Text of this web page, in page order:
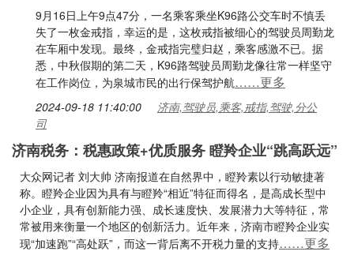
9月16日上午9点47分，一名乘客乘坐K96路公交车时不慎丢
失了一枚金戒指，幸运的是，这枚戒指被细心的驾驶员周勤龙
在车厢中发现。最终，金戒指完璧归赵，乘客感激不已。据
悉，中秋假期的第二天，K96路驾驶员周勤龙像往常一样坚守
在工作岗位，为泉城市民的出行保驾护航……更多
2024-09-18 11:40:00
济南,驾驶员,乘客,戒指,驾驶,分公
司
济南税务：税惠政策+优质服务 瞪羚企业“跳高跃远”
大众网记者 刘大帅 济南报道在自然界中，瞪羚素以行动敏捷著
称。瞪羚企业因为具有与瞪羚“相近”特征而得名，是高成长型中
小企业，具有创新能力强、成长速度快、发展潜力大等特征，常
常被用来衡量一个地区的创新活力。近年来，济南市瞪羚企业实
现“加速跑”“高处跃”，而这一背后离不开税力量的支持……更多